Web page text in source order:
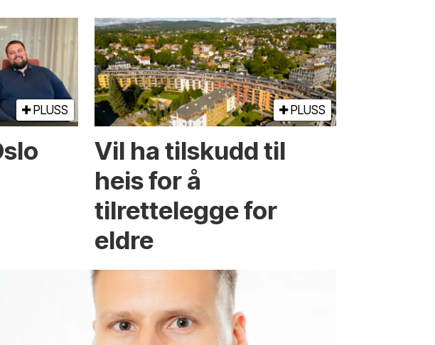
PLUSS PLUSS
Vil ha tilskudd til
heis for å
tilrettelegge for
eldre